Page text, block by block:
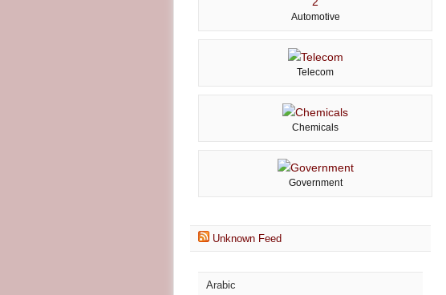
Automotive
Telecom
Chemicals
Government
Unknown Feed
Arabic